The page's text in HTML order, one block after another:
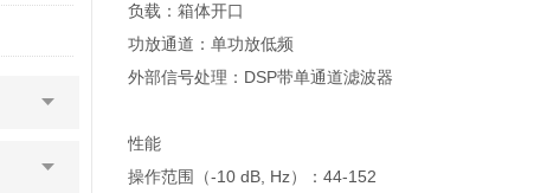
负载：箱体开口
功放通道：单功放低频
外部信号处理：DSP带单通道滤波器
性能
操作范围（-10 dB, Hz）：44-152